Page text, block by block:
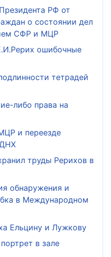
РФ от
о состоянии дел
СФР и МЦР
ошибочные
тетрадей
либо права на
и переезде
труды Рерихов в
обнаружения и
в Международном
Ельцину и Лужкову
в зале